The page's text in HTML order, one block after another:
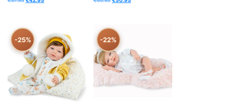
-25% -22%